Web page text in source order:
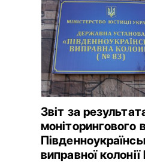
Звіт за
моніторингового
виправної